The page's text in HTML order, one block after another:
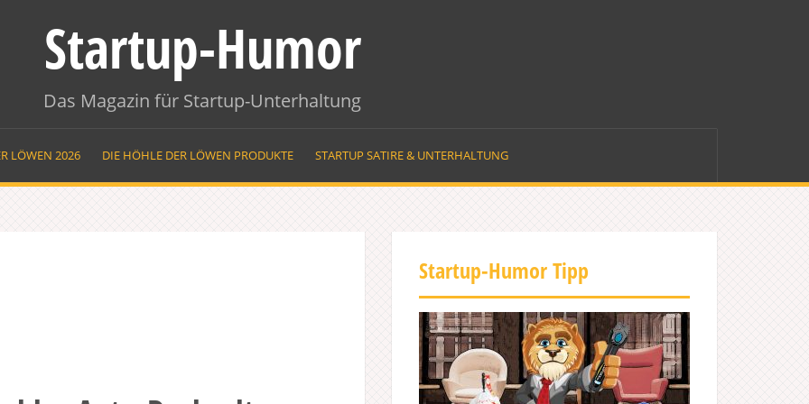
Startup-Humor
Das Magazin für Startup-Unterhaltung
LÖWEN 2026 DIE HÖHLE DER LÖWEN PRODUKTE STARTUP SATIRE & UNTERHALTUNG
Startup-Humor Tipp